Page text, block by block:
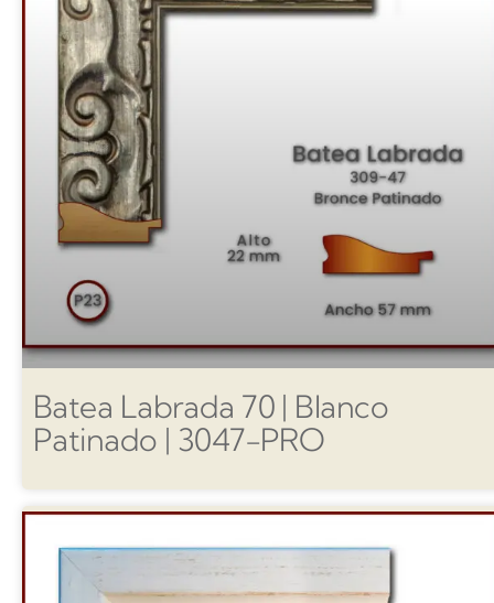
Batea Labrada 70 | Blanco
Patinado | 3047-PRO